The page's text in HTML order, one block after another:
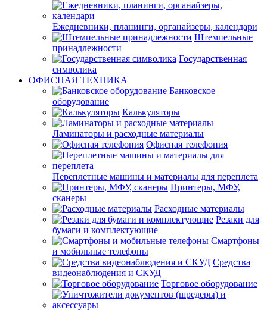
Ежедневники, планинги, органайзеры, календари
Штемпельные
принадлежности
Государственная
символика
ОФИСНАЯ ТЕХНИКА
Банковское
оборудование
Калькуляторы
Ламинаторы и расходные материалы
Офисная телефония
Переплетные машины и материалы для переплета
Принтеры, МФУ,
сканеры
Расходные материалы
Резаки для
бумаги и комплектующие
Смартфоны
и мобильные телефоны
Средства
видеонаблюдения и СКУД
Торговое оборудование